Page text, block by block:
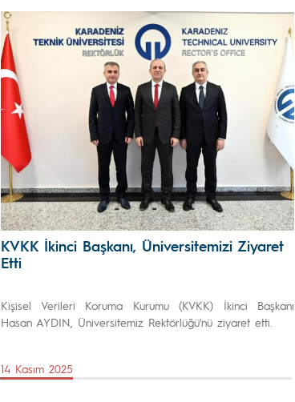
KVKK İkinci Başkanı, Üniversitemizi Ziyaret
Etti
Kişisel Verileri Koruma Kurumu (KVKK) İkinci Başkanı
Hasan AYDIN, Üniversitemiz Rektörlüğü'nü ziyaret etti.
14 Kasım 2025